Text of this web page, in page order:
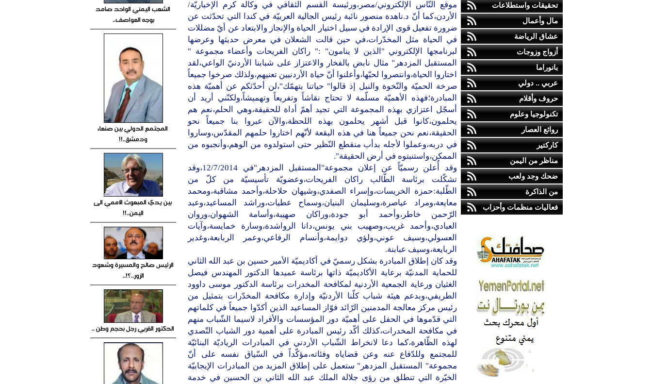
تحقيقات واستطلاعات
مال وأعمال
عشاق الرياضة
أزواج وزوجات
بانوراما
عربي .. دولي
حروف وأقلام
تكنولوجيا وعلوم
روائع العصار
كاركتير
مناظر من اليمن
ضحك وجد ولعب
من الذاكرة
فعاليات منظمات وأحزاب
موقع النّاس الإلكتروني/مصر،ورئيسة القسم الثقافي في وكالة كرم الإخباريّة/
الأردن،كما أنّ د.ناهدة منصور نائبة رئيس الجالية العربيّة في كندا التي تحدّثت عن
ضرورة تفعيل قوى الإرادة في سبيل اختيار الحياة والإنجاز والابتعاد عن أيّ مضللات
في الحياة مثل المخدّرات،في حين قالت الشعلان في معرض حديثها وعرضها
لبرنامجها الإلكتروني "الذين لا ينامون" :" راكان الفريحات وأعضاء مجموعة "
المستقبل المزدهر" مثال نابض بالفخار والاعتزاز على شبابنا الأردنيّ الواعي،لقد
اختاروا الحياة،وانتصروا لحبّها،وأعلنوا أنّ حياة الأردنيين تعنيهم،ولذلك صرخوا جميعاً
صرخة الحميّة والنّخوة والنبل إذ قالوا" حياتنا بتهمّك"،لن أحدّثكم عن أهميّة هذه
المبادرة؛فهذه الأهميّة مسلّمة لا تحتاج نقاشاً وتفريعاً وتهميشاً،ولكنّني أريد أن
أسجّل اعتزازي بهذه المجموعة التي تجيد أهمّ أداة للحقيقة،وهي الحلم،نعم هم
يحلمون،كانوا قبل أشهر يحلمون بهذه اللحظة،والآن عبروا بنا جميعاً نحو
الحقيقة،نعم نحن جميعاً هنا في هذه البقعة لأنّهم اختاروا حلمهم المقدّس،وساروا
في دربه،وعملوا لأجله بدأب منقطع النّظير حتى استولدوه من الوهم،وأنجبوه من
الممكن،واستنبتوه في أرض الحقيقة".
وقد أُعلن رسميّاً عن إعلان مجموعة"المستقبل المزدهر"في 12/7/2014،وقد
تشكّلت برئاسة الطّالب راكان الفريحات،وعضويّة تأسيسيّة من كلّ من
الطّلبة:حمزة الخريسات،وإسراء الصفدي،وشيهان حلاحلة،وأحمد مشاقبة،ومحمد
معايعة،ومراد عياصرة،وسليمان البنيان،وسماح عطيات،وراشد المساعيد،وعبد
الرّحمن خاطر،وأحمد أبو جودة،وراكان صهيبة،وأسامة الشهوان،وروان
العبادي،وأحمد غريب،وصهيب بني يونس،دانا الرواشدة،وسارة خمايسة،وآيات
العسولي،وسيف عوني،ولؤي دوايمة،وأنسام الرفاعي،وعمر الربابعة،وغدير
الربايعة،وسيف عبابنة.
وقد كان إطلاق المبادرة بشكل رسميّ في أكاديميّة الأمير حسين بن عبد الله الثاني
للحماية المدنيّة برعاية الأكاديميّة ذاتها برئاسة عميدها الدكتور المهندس فيصل
الغثيان ورعاية الجمعية الأردنية لمكافحة المخدرات برئاسة الدكتور موسى داوود
الطريفي،وبدعم هيئة شباب كلّنا الأردنيّة وإدارة مكافحة المخدّرات بتمثيل من
رئيس مركز معالجة المدمنين الرّائد فوّاز المساعيد الذين أكدّوا جميعاً في كلماتهم
التي قدّموها في الحفل على أهميّة دور المؤسسات والأفراد لاسيما الشّباب منهم
في مكافحة المخدرات،كذلك أكّد رئيس المبادرة على أهمية دور الشباب التّصدي
لهذه الظّاهرة،كما دعا لانخراط الشّباب الأردني في المبادرات الرياديّة البنائيّة
للمجتمع وللدّفاع عنه وعن قضاياه وفئاته،مؤكّداً في السّياق نفسه على أنّ
مجموعة" المستقبل المزدهر" ستعمل على إطلاق المزيد من المبادرات الإيجابيّة
الخيّرة التي تنطلق من رؤى جلالة الملك عبد الله الثاني بن الحسين في خدمة
الشعب اليمني الواحد صامد
بوجه العواصف..
المجتمع الدولي بين صنعاء
ودمشق..!!
بين يدي المبعوث الأممي الى
اليمن..!!
الرئيس صالح والمسيرة وشهود
الزور..؟!..
الدكتور القربي رجل بحجم وطن ..